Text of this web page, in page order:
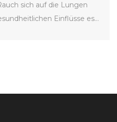
sich auf die Lungen
Einflüsse es